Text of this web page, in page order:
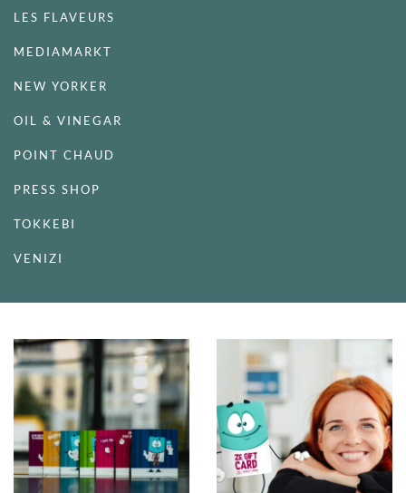
LES FLAVEURS
MEDIAMARKT
NEW YORKER
OIL & VINEGAR
POINT CHAUD
PRESS SHOP
TOKKEBI
VENIZI